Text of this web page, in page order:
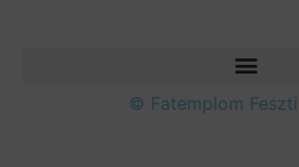
© Fatemplom